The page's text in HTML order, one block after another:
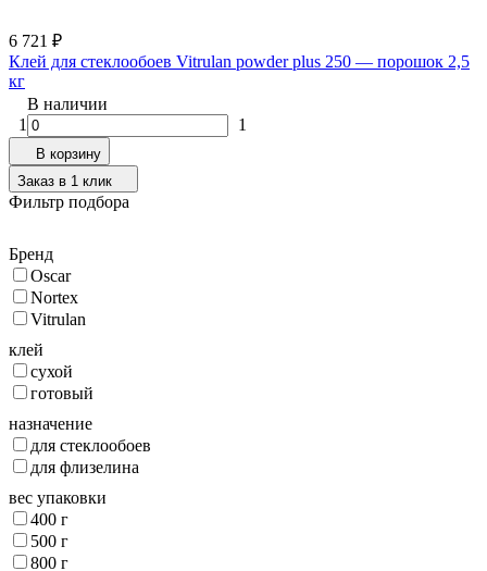
6 721 ₽
Клей для стеклообоев Vitrulan powder plus 250 — порошок 2,5
кг
В наличии
1
1
В корзину
Заказ в 1 клик
Фильтр подбора
Бренд
Oscar
Nortex
Vitrulan
клей
сухой
готовый
назначение
для стеклообоев
для флизелина
вес упаковки
400 г
500 г
800 г